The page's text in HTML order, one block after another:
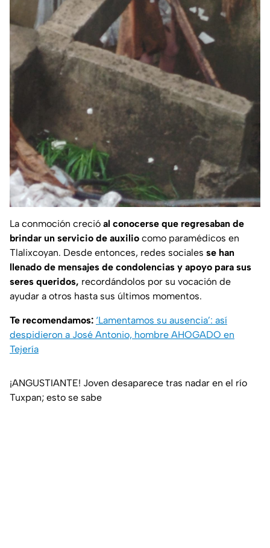
La conmoción creció al conocerse que regresaban de
brindar un servicio de auxilio como paramédicos en
Tlalixcoyan. Desde entonces, redes sociales se han
llenado de mensajes de condolencias y apoyo para sus
seres queridos, recordándolos por su vocación de
ayudar a otros hasta sus últimos momentos.
Te recomendamos: ‘Lamentamos su ausencia’: así
despidieron a José Antonio, hombre AHOGADO en
Tejería
¡ANGUSTIANTE! Joven desaparece tras nadar en el río
Tuxpan; esto se sabe